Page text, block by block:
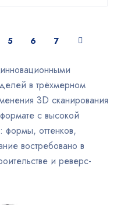
5 6 7
в трёхмерном
3D сканирования
с высокой
формы, оттенков,
востребовано в
и реверс-